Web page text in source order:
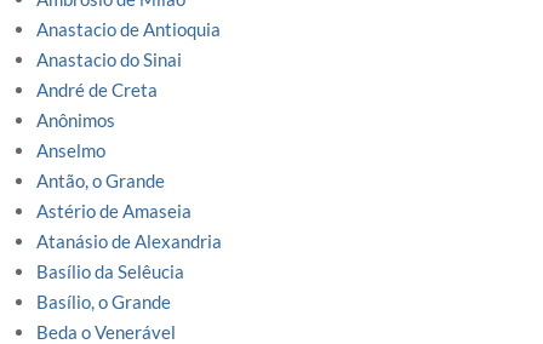
Anastacio de Antioquia
Anastacio do Sinai
André de Creta
Anônimos
Anselmo
Antão, o Grande
Astério de Amaseia
Atanásio de Alexandria
Basílio da Selêucia
Basílio, o Grande
Beda o Venerável